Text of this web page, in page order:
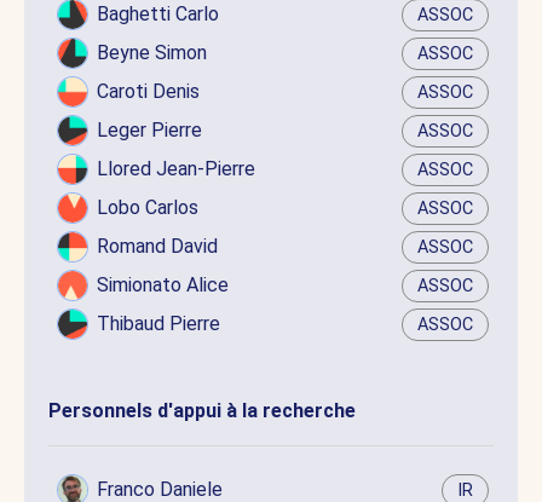
Baghetti Carlo ASSOC
Beyne Simon ASSOC
Caroti Denis ASSOC
Leger Pierre ASSOC
Llored Jean-Pierre ASSOC
Lobo Carlos ASSOC
Romand David ASSOC
Simionato Alice ASSOC
Thibaud Pierre ASSOC
Personnels d'appui à la recherche
Franco Daniele IR